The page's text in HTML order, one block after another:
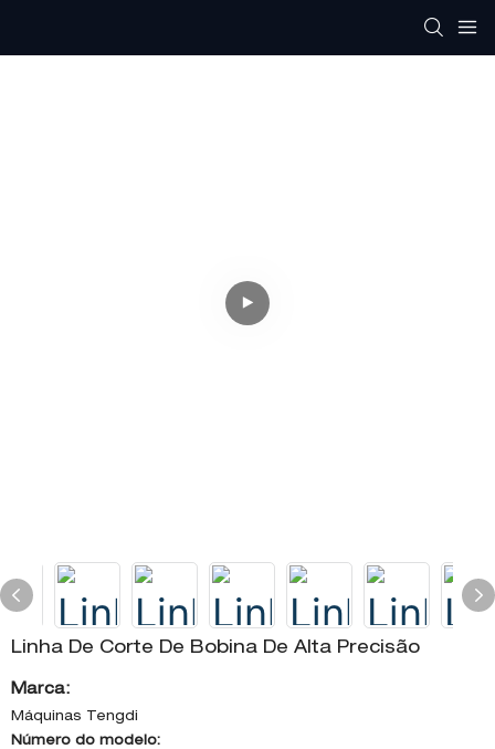
Linha De Corte De Bobina De Alta Precisão
Marca:
Máquinas Tengdi
Número do modelo: